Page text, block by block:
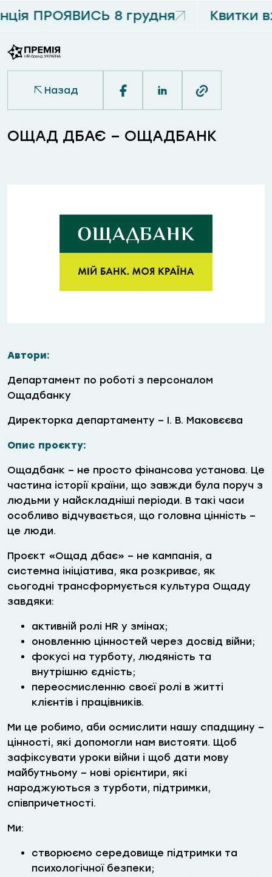
ПРОЯВИСЬ 8 грудня Квитки
Назад
ОЩАД ДБАЄ – ОЩАДБАНК
Автори:
Департамент по роботі з персоналом
Ощадбанку
Директорка департаменту – І. В. Маковєєва
Опис проєкту:
Ощадбанк – не просто фінансова установа. Це
частина історії країни, що завжди була поруч з
людьми у найскладніші періоди. В такі часи
особливо відчувається, що головна цінність –
це люди.
Проєкт «Ощад дбає» – не кампанія, а
системна ініціатива, яка розкриває, як
сьогодні трансформується культура Ощаду
завдяки:
активній ролі HR у змінах;
оновленню цінностей через досвід війни;
фокусі на турботу, людяність та
внутрішню єдність;
переосмисленню своєї ролі в житті
клієнтів і працівників.
Ми це робимо, аби осмислити нашу спадщину –
цінності, які допомогли нам вистояти. Щоб
зафіксувати уроки війни і щоб дати мову
майбутньому – нові орієнтири, які
народжуються з турботи, підтримки,
співпричетності.
Ми:
створюємо середовище підтримки та
психологічної безпеки;